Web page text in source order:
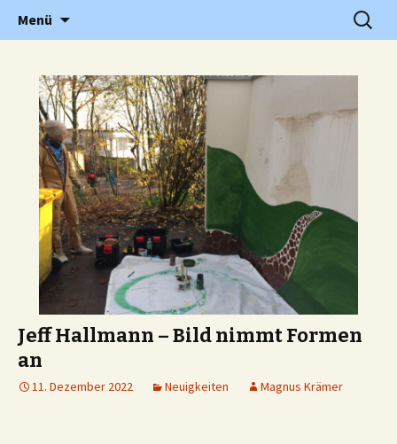
PGS
Grundschule in Holzwickede Hengsen
Menü
Suchen
nach:
Jeff Hallmann – Bild nimmt Formen
an
11. Dezember 2022 Neuigkeiten Magnus Krämer